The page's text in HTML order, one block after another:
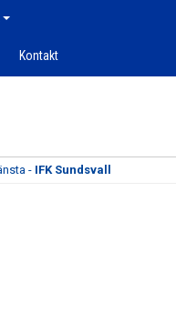
Kontakt
- IFK Sundsvall